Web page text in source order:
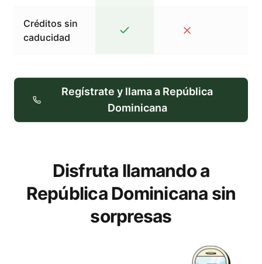
Créditos sin
caducidad
Regístrate y llama a República
Dominicana
Disfruta llamando a
República Dominicana sin
sorpresas